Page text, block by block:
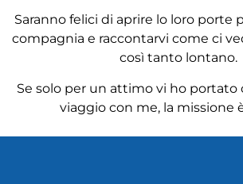
Saranno felici di aprire lo loro porte
compagnia e raccontarvi come ci
così tanto lontano.
Se solo per un attimo vi ho portato
viaggio con me, la missione